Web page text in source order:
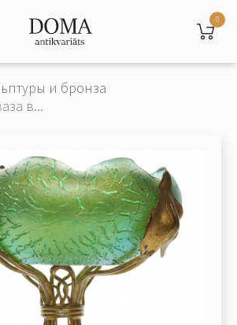
0
и бронза
в...